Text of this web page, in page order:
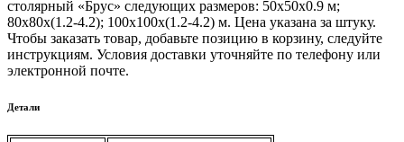
столярный «Брус» следующих размеров: 50х50х0.9 м;
80х80х(1.2-4.2); 100х100х(1.2-4.2) м. Цена указана за штуку.
Чтобы заказать товар, добавьте позицию в корзину, следуйте
инструкциям. Условия доставки уточняйте по телефону или
электронной почте.
Детали